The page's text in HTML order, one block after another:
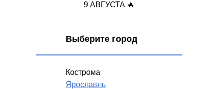
9 АВГУСТА 🔥
Кострома
Ярославль
Выберите город